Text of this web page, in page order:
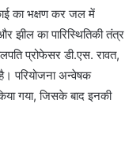
का भक्षण कर जल में
झील का पारिस्थितिकी तंत्र
प्रोफेसर डी.एस. रावत,
परियोजना अन्वेषक
गया, जिसके बाद इनकी